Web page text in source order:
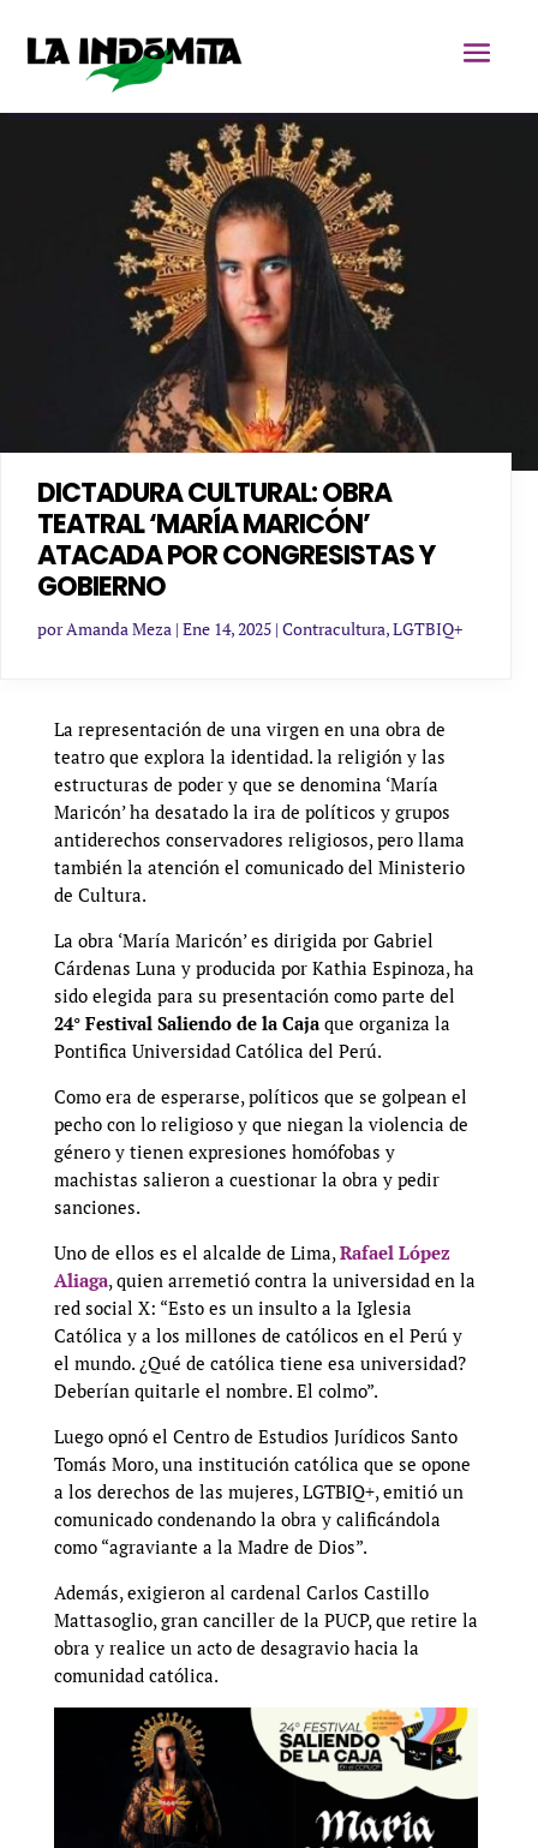
DICTADURA CULTURAL: OBRA
TEATRAL ‘MARÍA MARICÓN’
ATACADA POR CONGRESISTAS Y
GOBIERNO
porAmanda Meza | Ene 14, 2025 | Contracultura,LGTBIQ+
La representación de una virgen en una obra de
teatro que explora la identidad. la religión y las
estructuras de poder y que se denomina ‘María
Maricón’ ha desatado la ira de políticos y grupos
antiderechos conservadores religiosos, pero llama
también la atención el comunicado del Ministerio
de Cultura.
La obra ‘María Maricón’ es dirigida por Gabriel
Cárdenas Luna y producida por Kathia Espinoza, ha
sido elegida para su presentación como parte del
24° Festival Saliendo de la Cajaque organiza la
Pontifica Universidad Católica del Perú.
Como era de esperarse, políticos que se golpean el
pecho con lo religioso y que niegan la violencia de
género y tienen expresiones homófobas y
machistas salieron a cuestionar la obra y pedir
sanciones.
Uno de ellos es el alcalde de Lima,Rafael López
Aliaga, quien arremetió contra la universidad en la
red social X: “Esto es un insulto a la Iglesia
Católica y a los millones de católicos en el Perú y
el mundo. ¿Qué de católica tiene esa universidad?
Deberían quitarle el nombre. El colmo”.
Luego opnó el Centro de Estudios Jurídicos Santo
Tomás Moro, una institución católica que se opone
a los derechos de las mujeres, LGTBIQ+, emitió un
comunicado condenando la obra y calificándola
como “agraviante a la Madre de Dios”.
Además, exigieron al cardenal Carlos Castillo
Mattasoglio, gran canciller de la PUCP, que retire la
obra y realice un acto de desagravio hacia la
comunidad católica.